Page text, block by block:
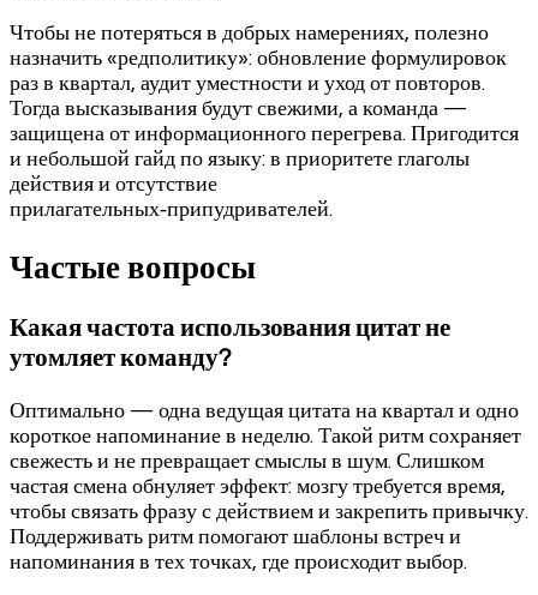
Чтобы не потеряться в добрых намерениях, полезно
назначить «редполитику»: обновление формулировок
раз в квартал, аудит уместности и уход от повторов.
Тогда высказывания будут свежими, а команда —
защищена от информационного перегрева. Пригодится
и небольшой гайд по языку: в приоритете глаголы
действия и отсутствие
прилагательных‑припудривателей.
Частые вопросы
Какая частота использования цитат не
утомляет команду?
Оптимально — одна ведущая цитата на квартал и одно
короткое напоминание в неделю. Такой ритм сохраняет
свежесть и не превращает смыслы в шум. Слишком
частая смена обнуляет эффект: мозгу требуется время,
чтобы связать фразу с действием и закрепить привычку.
Поддерживать ритм помогают шаблоны встреч и
напоминания в тех точках, где происходит выбор.